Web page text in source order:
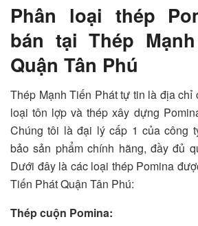
Phân loại thép
bán tại Thép
Quận Tân Phú
Thép Mạnh Tiến Phát tự tin là địa chỉ
loại tôn lợp và thép xây dựng
Chúng tôi là đại lý cấp 1 của công
bảo sản phẩm chính hãng, đầy đủ
Dưới đây là các loại thép Pomina
Tiến Phát Quận Tân Phú:
Thép cuộn Pomina: